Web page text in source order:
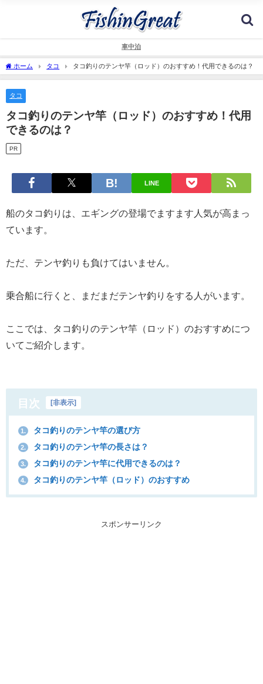
車中泊
ホーム タコ タコ釣りのテンヤ竿（ロッド）のおすすめ！代用できるのは？
タコ
タコ釣りのテンヤ竿（ロッド）のおすすめ！代用
できるのは？
PR
LINE
船のタコ釣りは、エギングの登場でますます人気が高まっ
ています。
ただ、テンヤ釣りも負けてはいません。
乗合船に行くと、まだまだテンヤ釣りをする人がいます。
ここでは、タコ釣りのテンヤ竿（ロッド）のおすすめにつ
いてご紹介します。
目次 非表示
1. タコ釣りのテンヤ竿の選び方
2. タコ釣りのテンヤ竿の長さは？
3. タコ釣りのテンヤ竿に代用できるのは？
4. タコ釣りのテンヤ竿（ロッド）のおすすめ
スポンサーリンク